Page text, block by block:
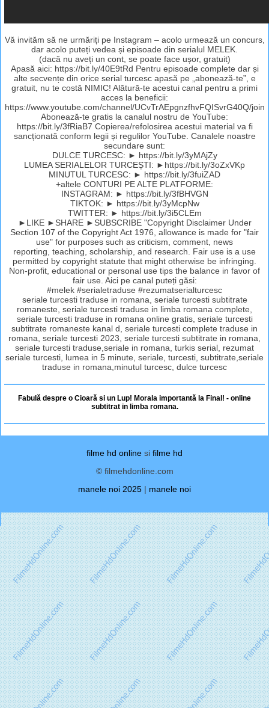
Vă invităm să ne urmăriți pe Instagram – acolo urmează un concurs,
dar acolo puteți vedea și episoade din serialul MELEK.
(dacă nu aveți un cont, se poate face ușor, gratuit)
Apasă aici: https://bit.ly/40E9tRd Pentru episoade complete dar și
alte secvențe din orice serial turcesc apasă pe „abonează-te”, e
gratuit, nu te costă NIMIC! Alătură-te acestui canal pentru a primi
acces la beneficii:
https://www.youtube.com/channel/UCvTrAEpgnzfhvFQISvrG40Q/join
Abonează-te gratis la canalul nostru de YouTube:
https://bit.ly/3fRiaB7 Copierea/refolosirea acestui material va fi
sancționată conform legii și regulilor YouTube. Canalele noastre
secundare sunt:
DULCE TURCESC: ► https://bit.ly/3yMAjZy
LUMEA SERIALELOR TURCEȘTI: ►https://bit.ly/3oZxVKp
MINUTUL TURCESC: ► https://bit.ly/3fuiZAD
+altele CONTURI PE ALTE PLATFORME:
INSTAGRAM: ► https://bit.ly/3fBHVGN
TIKTOK: ► https://bit.ly/3yMcpNw
TWITTER: ► https://bit.ly/3i5CLEm
►LIKE ►SHARE ►SUBSCRIBE "Copyright Disclaimer Under
Section 107 of the Copyright Act 1976, allowance is made for "fair
use" for purposes such as criticism, comment, news
reporting, teaching, scholarship, and research. Fair use is a use
permitted by copyright statute that might otherwise be infringing.
Non-profit, educational or personal use tips the balance in favor of
fair use. Aici pe canal puteți găsi:
#melek #serialetraduse #rezumatserialturcesc
seriale turcesti traduse in romana, seriale turcesti subtitrate
romaneste, seriale turcesti traduse in limba romana complete,
seriale turcesti traduse in romana online gratis, seriale turcesti
subtitrate romaneste kanal d, seriale turcesti complete traduse in
romana, seriale turcesti 2023, seriale turcesti subtitrate in romana,
seriale turcesti traduse,seriale in romana, turkis serial, rezumat
seriale turcesti, lumea in 5 minute, seriale, turcesti, subtitrate,seriale
traduse in romana,minutul turcesc, dulce turcesc
Fabulă despre o Cioară si un Lup! Morala importantă la Final! - online
subtitrat in limba romana.
filme hd online si filme hd
© filmehdonline.com
manele noi 2025 | manele noi